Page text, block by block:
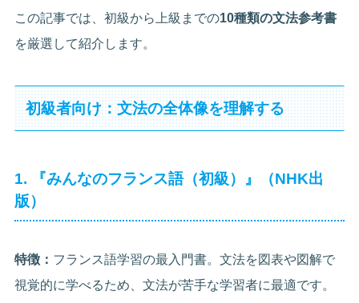
この記事では、初級から上級までの10種類の文法参考書
を厳選して紹介します。
初級者向け：文法の全体像を理解する
1. 『みんなのフランス語（初級）』（NHK出
版）
特徴： フランス語学習の最入門書。文法を図表や図解で
視覚的に学べるため、文法が苦手な学習者に最適です。